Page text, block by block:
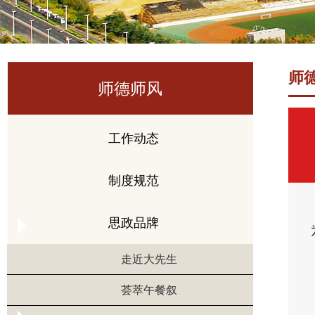
师德师风
工作动态
制度规范
思政品牌
走近大先生
荟萃午餐叙
师